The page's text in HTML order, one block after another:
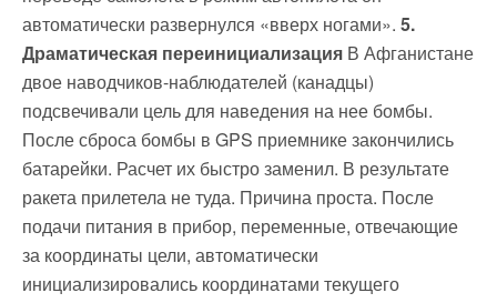
автоматически развернулся «вверх ногами». 5.
Драматическая переинициализация В Афганистане
двое наводчиков-наблюдателей (канадцы)
подсвечивали цель для наведения на нее бомбы.
После сброса бомбы в GPS приемнике закончились
батарейки. Расчет их быстро заменил. В результате
ракета прилетела не туда. Причина проста. После
подачи питания в прибор, переменные, отвечающие
за координаты цели, автоматически
инициализировались координатами текущего